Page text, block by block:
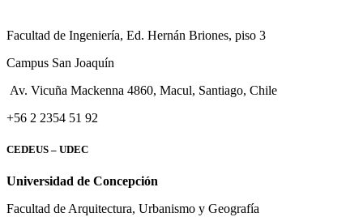
Facultad de Ingeniería, Ed. Hernán Briones, piso 3
Campus San Joaquín
Av. Vicuña Mackenna 4860, Macul, Santiago, Chile
+56 2 2354 51 92
CEDEUS – UDEC
Universidad de Concepción
Facultad de Arquitectura, Urbanismo y Geografía